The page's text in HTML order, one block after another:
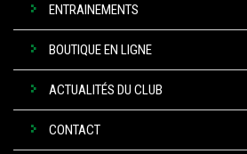
ENTRAINEMENTS
BOUTIQUE EN LIGNE
ACTUALITÉS DU CLUB
CONTACT